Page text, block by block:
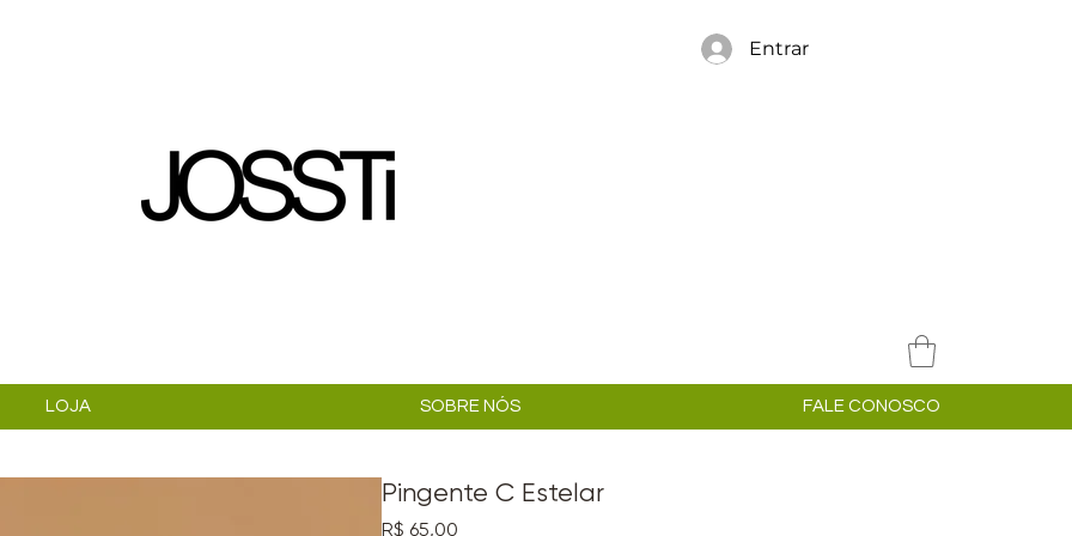
Entrar
LOJA SOBRE NÓS FALE CONOSCO
Pingente C Estelar
R$ 65,00